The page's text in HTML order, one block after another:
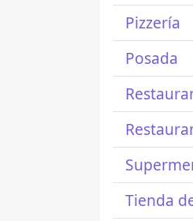
Pizzería
Posada
Tienda